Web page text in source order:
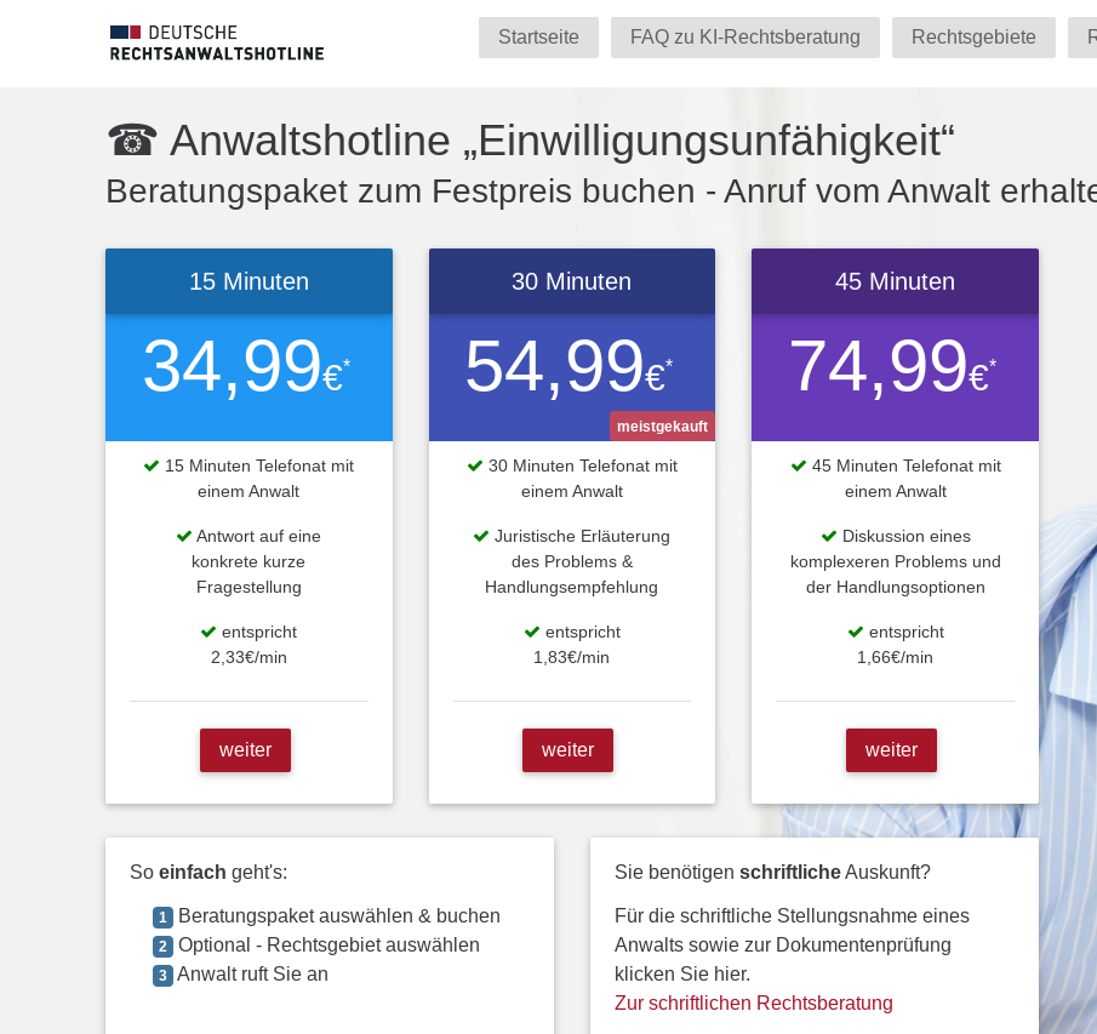
Startseite FAQ zu KI-Rechtsberatung Rechtsgebiete
☎ Anwaltshotline „Einwilligungsunfähigkeit“
Beratungspaket zum Festpreis buchen - Anruf vom Anwalt
34,99€*
15 Minuten
15 Minuten Telefonat mit
einem Anwalt
Antwort auf eine
konkrete kurze
Fragestellung
entspricht
2,33€/min
weiter
54,99€*
30 Minuten
meistgekauft
30 Minuten Telefonat mit
einem Anwalt
Juristische Erläuterung
des Problems &
Handlungsempfehlung
entspricht
1,83€/min
weiter
74,99€*
45 Minuten
45 Minuten Telefonat mit
einem Anwalt
Diskussion eines
komplexeren Problems und
der Handlungsoptionen
entspricht
1,66€/min
weiter
So einfach geht's:
1 Beratungspaket auswählen & buchen
2 Optional - Rechtsgebiet auswählen
3 Anwalt ruft Sie an
Sie benötigen schriftlicheAuskunft?
Für die schriftliche Stellungsnahme eines
Anwalts sowie zur Dokumentenprüfung
klicken Sie hier.
Zur schriftlichen Rechtsberatung